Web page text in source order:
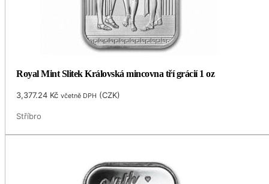
Royal Mint Slitek Královská mincovna tří grácií 1 oz
3,377.24 Kč včetně DPH (CZK)
Stříbro